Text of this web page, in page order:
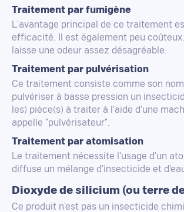
Traitement par fumigène
L'avantage principal de ce traitement
efficacité. Il est également peu coûteux.
laisse une odeur assez désagréable.
Traitement par pulvérisation
Ce traitement consiste comme son
pulvériser à basse pression un
les) pièce(s) à traiter à l'aide d'une
appelle "pulvérisateur".
Traitement par atomisation
Le traitement nécessite l'usage d'un
diffuse un mélange d'insecticide et
Dioxyde de silicium (ou terre
Ce produit n'est pas un insecticide